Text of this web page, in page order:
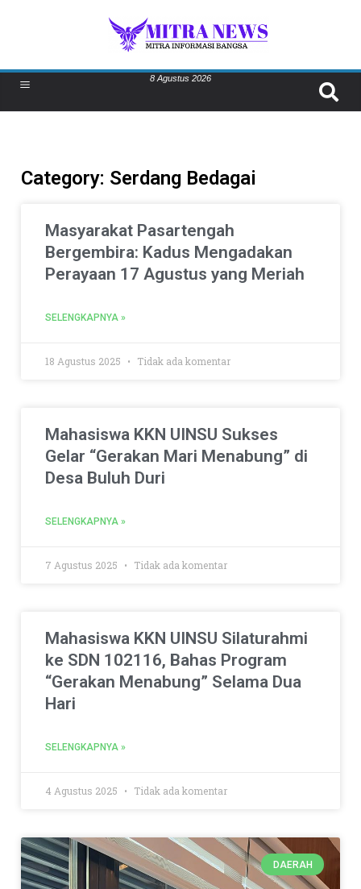
8 Agustus 2026
Category: Serdang Bedagai
Masyarakat Pasartengah
Bergembira: Kadus Mengadakan
Perayaan 17 Agustus yang Meriah
SELENGKAPNYA »
18 Agustus 2025 Tidak ada komentar
Mahasiswa KKN UINSU Sukses
Gelar “Gerakan Mari Menabung” di
Desa Buluh Duri
SELENGKAPNYA »
7 Agustus 2025 Tidak ada komentar
Mahasiswa KKN UINSU Silaturahmi
ke SDN 102116, Bahas Program
“Gerakan Menabung” Selama Dua
Hari
SELENGKAPNYA »
4 Agustus 2025 Tidak ada komentar
DAERAH